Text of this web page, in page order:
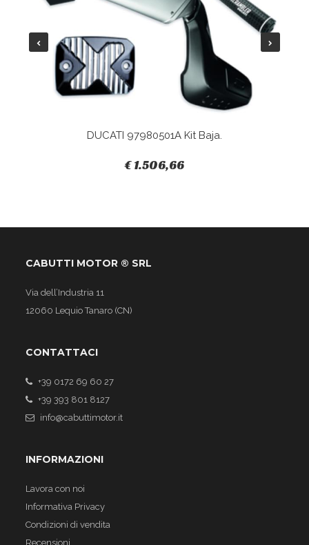
DUCATI 97980501A Kit Baja.
€ 1.506,66
CABUTTI MOTOR ® SRL
Via dell’Industria 11
12060 Lequio Tanaro (CN)
CONTATTACI
+39 0172 69 60 27
+39 393 801 8127
info@cabuttimotor.it
INFORMAZIONI
Lavora con noi
Informativa Privacy
Condizioni di vendita
Recensioni